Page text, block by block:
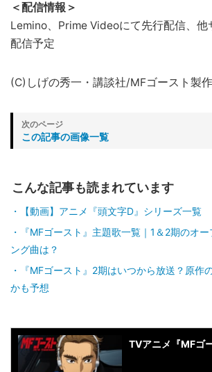
＜配信情報＞
Lemino、Prime Videoにて先行配信、他
配信予定
(C)しげの秀一・講談社/MFゴースト製
この記事の画像一覧
こんな記事も読まれています
【動画】アニメ『頭文字D』シリーズ一覧
『MFゴースト』主題歌一覧｜1＆2期のオ
ング曲は？
『MFゴースト』2期はいつから放送？原作
かも予想
TVアニメ『MFゴ